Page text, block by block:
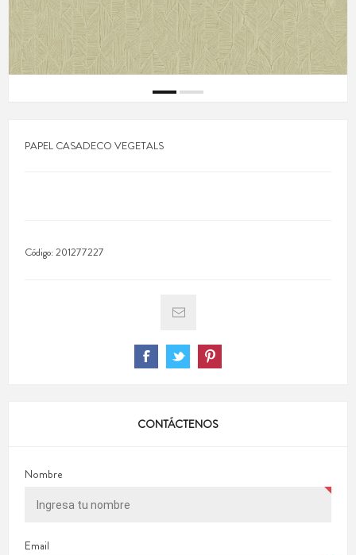
PAPEL CASADECO VEGETALS
Código:201277227
CONTÁCTENOS
Nombre
Email